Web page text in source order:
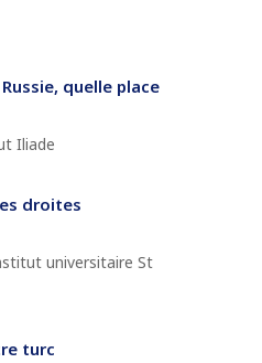
quelle place
Iliade
droites
universitaire St
turc